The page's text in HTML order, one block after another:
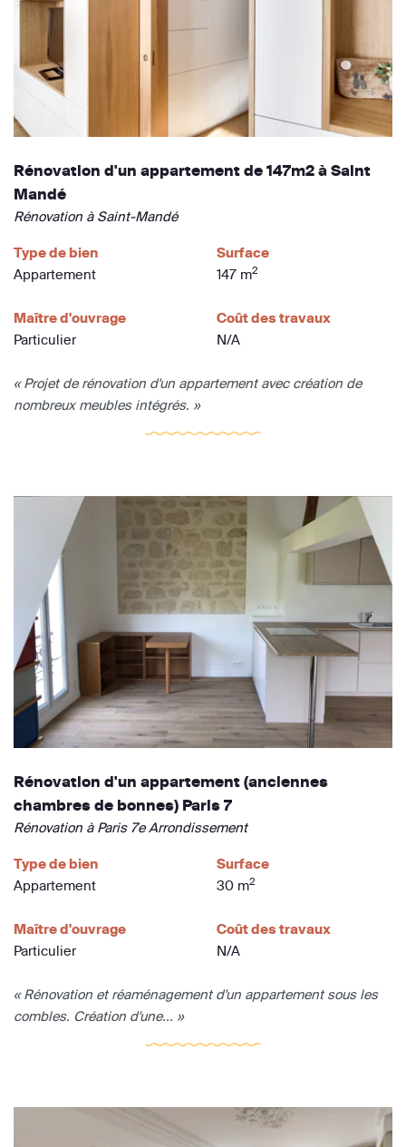
Rénovation d'un appartement de 147m2 à Saint
Mandé
Rénovation à Saint-Mandé
Type de bien
Appartement
Surface
147 m2
Maître d'ouvrage
Particulier
Coût des travaux
N/A
« Projet de rénovation d'un appartement avec création de
nombreux meubles intégrés. »
Rénovation d'un appartement (anciennes
chambres de bonnes) Paris 7
Rénovation à Paris 7e Arrondissement
Type de bien
Appartement
Surface
30 m2
Maître d'ouvrage
Particulier
Coût des travaux
N/A
« Rénovation et réaménagement d'un appartement sous les
combles. Création d'une... »